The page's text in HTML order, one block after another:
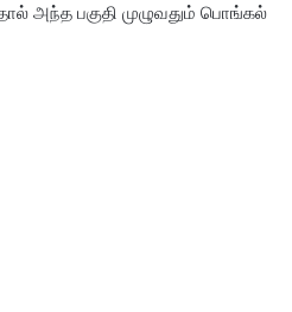
அந்த பகுதி முழுவதும் பொங்கல்